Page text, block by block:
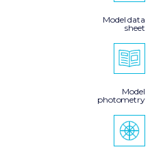
Model data
sheet
Model
photometry